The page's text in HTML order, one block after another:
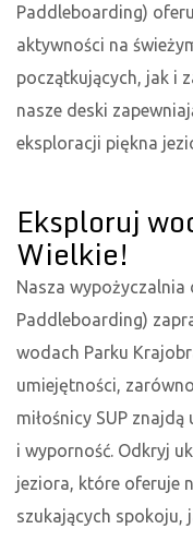
Paddleboarding)
aktywności na
początkujących, jak i
nasze deski
eksploracji piękna
Eksploruj
Wielkie!
Nasza wypożyczalnia
Paddleboarding)
wodach Parku
umiejętności,
miłośnicy SUP
i wyporność. Odkryj
jeziora, które oferuje
szukających spokoju,